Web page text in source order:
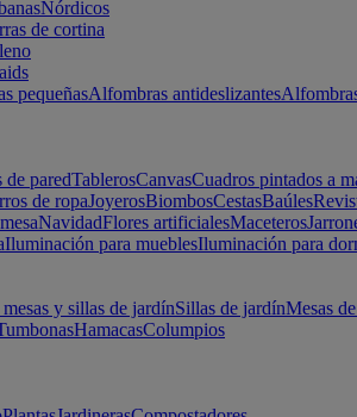
Nórdicos
de cortina
pequeñasAlfombras antideslizantes
de paredTablerosCanvasCuadros pintados a
de ropaJoyerosBiombosCestasBaúles
NavidadFlores artificialesMaceteros
Iluminación para mueblesIluminación para
y sillas de jardínSillas de jardínMesas
HamacasColumpios